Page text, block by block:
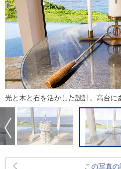
光と木と石を活かした設計。高台に
この写真